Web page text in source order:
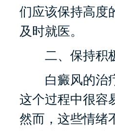
们应该保持高度
及时就医。
二、保持积
白癜风的治疗
这个过程中很容
然而，这些情绪